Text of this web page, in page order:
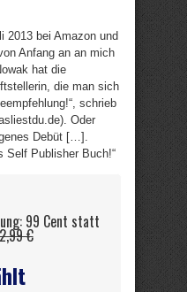
2013 bei Amazon und
Anfang an an mich
hat die
die man sich
schrieb
Oder
Debüt […].
Self Publisher Buch!“
99 Cent statt
€